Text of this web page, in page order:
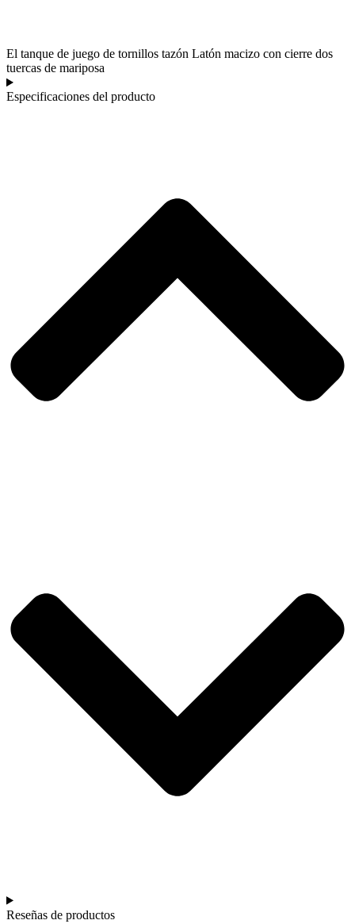
El tanque de juego de tornillos tazón Latón macizo con cierre dos
tuercas de mariposa
Especificaciones del producto
Reseñas de productos